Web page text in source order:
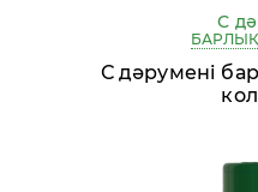
С
С дәрумені